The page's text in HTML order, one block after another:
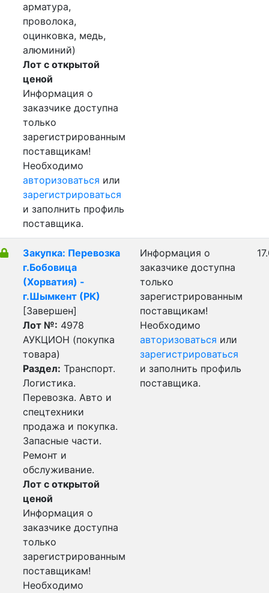
арматура,
проволока,
оцинковка, медь,
алюминий)
Лот с открытой
ценой
Информация о
заказчике доступна
только
зарегистрированным
поставщикам!
Необходимо
авторизоваться или
зарегистрироваться
и заполнить профиль
поставщика.
Закупка: Перевозка
г.Бобовица
(Хорватия) -
г.Шымкент (РК)
[Завершен]
Лот №: 4978
АУКЦИОН (покупка
товара)
Раздел: Транспорт.
Логистика.
Перевозка. Авто и
спецтехники
продажа и покупка.
Запасные части.
Ремонт и
обслуживание.
Лот с открытой
ценой
Информация о
заказчике доступна
только
зарегистрированным
поставщикам!
Необходимо
Информация о
заказчике доступна
только
зарегистрированным
поставщикам!
Необходимо
авторизоваться или
зарегистрироваться
и заполнить профиль
поставщика.